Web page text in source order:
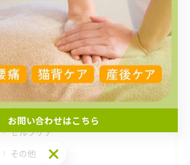
全てのカテゴリー
肩こり
腰痛
骨盤矯正
産後
EMS
セルフケア
その他
お問い合わせはこちら